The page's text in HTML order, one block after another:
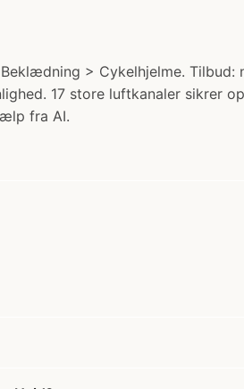
> Cykelhjelme.
17 store luftkanaler sikrer
fra AI.